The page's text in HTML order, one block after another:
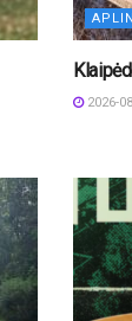
2026-